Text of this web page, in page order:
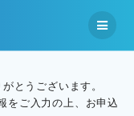
とうございます。
をご入力の上、お申込